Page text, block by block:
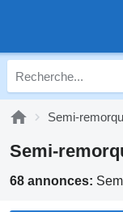
Semi-
Semi-
68 annonces: